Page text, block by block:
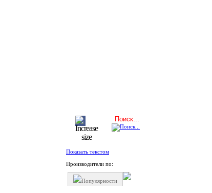
Показать текстом
Производители по:
Популярности